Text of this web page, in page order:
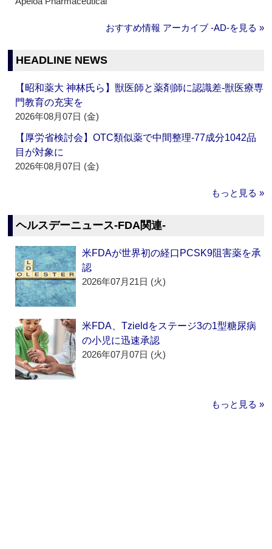
おすすめ情報 アーカイブ ‐AD‐を見る »
HEADLINE NEWS
【昭和薬大 神林氏ら】獣医師と薬剤師に認識差‐獣医療専
門教育の充実を
2026年08月07日 (金)
【厚労省検討会】OTC類似薬で中間整理‐77成分1042品
目が対象に
2026年08月07日 (金)
もっと見る »
ヘルスデーニュース‐FDA関連‐
米FDAが世界初の経口PCSK9阻害薬を承
認
2026年07月21日 (火)
米FDA、Tzieldをステージ3の1型糖尿病
の小児に迅速承認
2026年07月07日 (火)
もっと見る »